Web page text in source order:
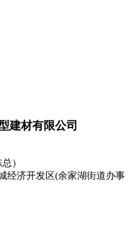
建材有限公司
）
经济开发区(余家湖街道办事